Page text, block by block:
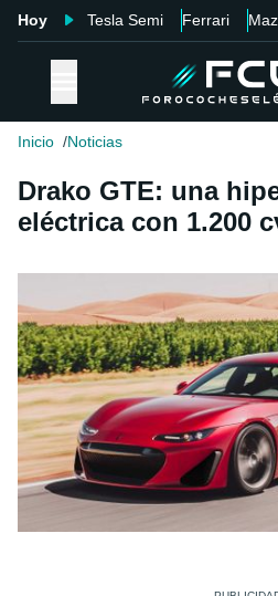
Hoy Tesla Semi Ferrari
Inicio Noticias
Drako GTE: una
eléctrica con 1.200